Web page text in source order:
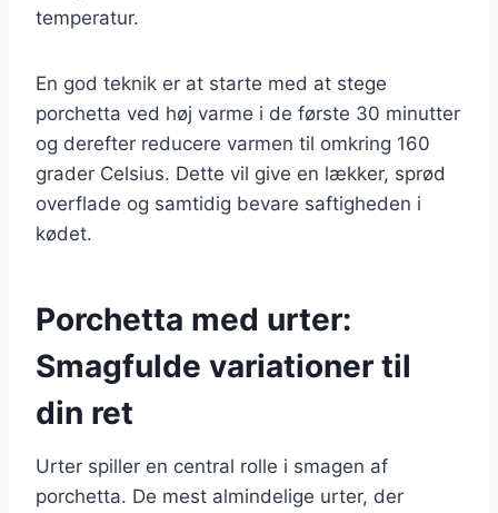
temperatur.
En god teknik er at starte med at stege
porchetta ved høj varme i de første 30 minutter
og derefter reducere varmen til omkring 160
grader Celsius. Dette vil give en lækker, sprød
overflade og samtidig bevare saftigheden i
kødet.
Porchetta med urter:
Smagfulde variationer til
din ret
Urter spiller en central rolle i smagen af
porchetta. De mest almindelige urter, der